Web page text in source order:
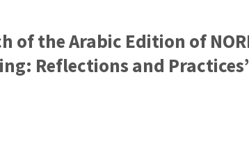
of the Arabic Edition of
Reflections and